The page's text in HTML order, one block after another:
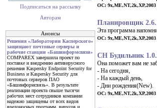
Подписаться на рассылку
Авторам
Анонсы
Решения «Лаборатории Касперского»
защищают почтовые серверы и
рабочие станции «Башинформсвязи»
COMPAREX завершила проект по
поставке и внедрению антивирусного
решения Kaspersky Endpoint Security for
Business и Kaspersky Security для
почтовых серверов ПАО
«Башинформсвязь». В результате
реализации проекта свыше тысячи
рабочих мест сотрудников компании
надежно защищены от всех видов
ОС: 9x,ME,NT,2k,XP,2003
Планировщик
Эта программа
ОС: 9x,ME,NT,2k,XP,2003
CH Будильник
Она поможет вам не
- На сегодня,
- На каждый день,
- Дни рождения(New).
ОС: 9x,ME,NT,2k,XP,2003